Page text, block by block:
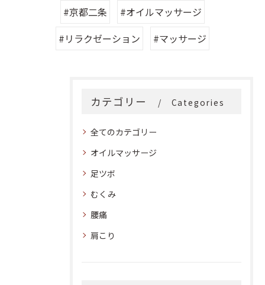
#京都二条
#オイルマッサージ
#リラクゼーション
#マッサージ
カテゴリー Categories
全てのカテゴリー
オイルマッサージ
足ツボ
むくみ
腰痛
肩こり